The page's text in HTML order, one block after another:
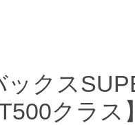
クス
クラス】